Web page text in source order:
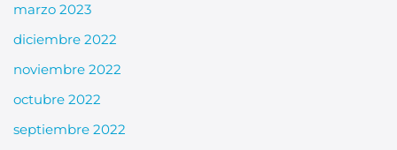
marzo 2023
diciembre 2022
noviembre 2022
octubre 2022
septiembre 2022